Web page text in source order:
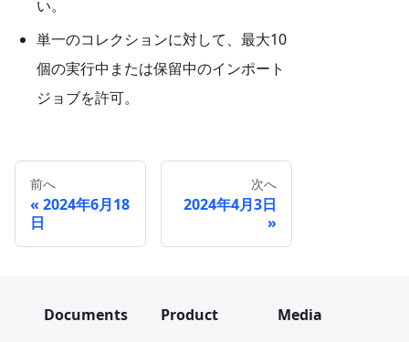
い。
単一のコレクションに対して、最大10
個の実行中または保留中のインポート
ジョブを許可。
前へ
2024年6月18
日
次へ
2024年4月3日
Documents
Product
Media